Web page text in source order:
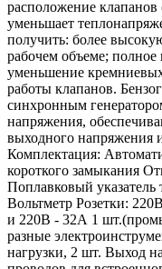
расположение
уменьшает
получить: более
рабочем объеме; полное
уменьшение
работы клапанов.
синхронным
напряжения,
выходного напряжения
Комплектация:
короткого замыкания
Поплавковый указатель
Вольтметр Розетки:
и 220В - 32А 1
разные
нагрузки, 2 шт. Выход